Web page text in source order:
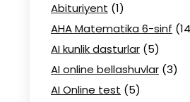
Abituriyent (1)
AHA Matematika 6-sinf
AI kunlik dasturlar (5)
AI online bellashuvlar (3)
AI Online test (5)